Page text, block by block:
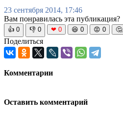
23 сентября 2014, 17:46
Вам понравилась эта публикация?
👍 0 👎 0 ❤ 0 😆 0 😡 0 🤔
Поделиться
Комментарии
Оставить комментарий